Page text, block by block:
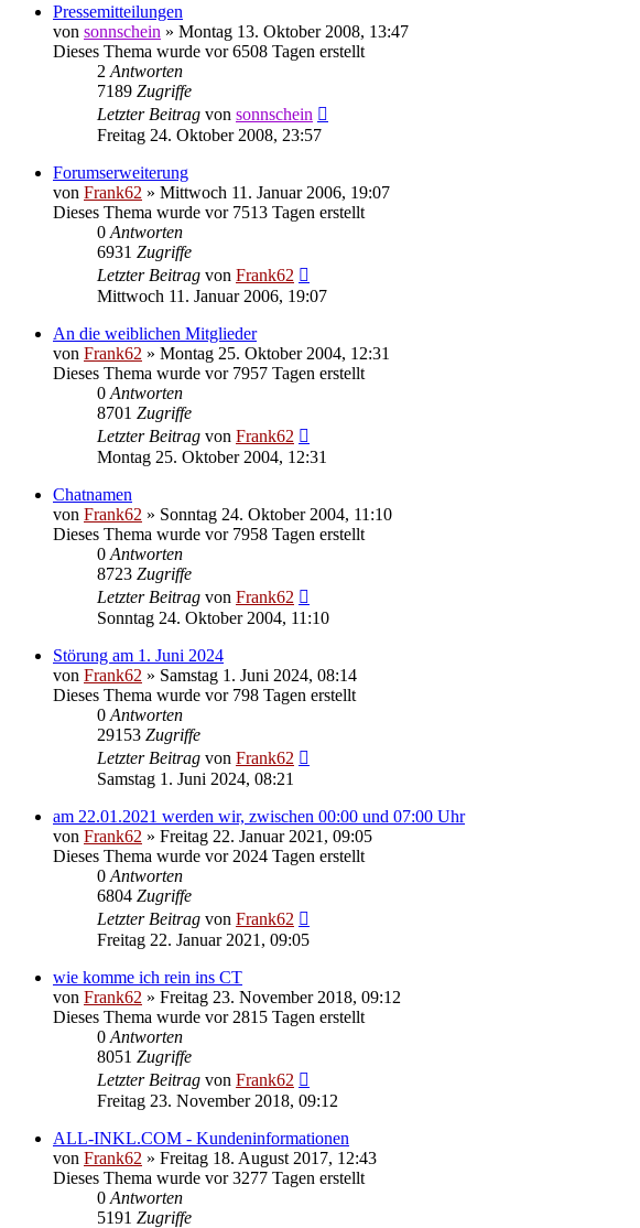
Pressemitteilungen
von sonnschein » Montag 13. Oktober 2008, 13:47
Dieses Thema wurde vor 6508 Tagen erstellt
2 Antworten
7189 Zugriffe
Letzter Beitrag von sonnschein
Freitag 24. Oktober 2008, 23:57
Forumserweiterung
von Frank62 » Mittwoch 11. Januar 2006, 19:07
Dieses Thema wurde vor 7513 Tagen erstellt
0 Antworten
6931 Zugriffe
Letzter Beitrag von Frank62
Mittwoch 11. Januar 2006, 19:07
An die weiblichen Mitglieder
von Frank62 » Montag 25. Oktober 2004, 12:31
Dieses Thema wurde vor 7957 Tagen erstellt
0 Antworten
8701 Zugriffe
Letzter Beitrag von Frank62
Montag 25. Oktober 2004, 12:31
Chatnamen
von Frank62 » Sonntag 24. Oktober 2004, 11:10
Dieses Thema wurde vor 7958 Tagen erstellt
0 Antworten
8723 Zugriffe
Letzter Beitrag von Frank62
Sonntag 24. Oktober 2004, 11:10
Störung am 1. Juni 2024
von Frank62 » Samstag 1. Juni 2024, 08:14
Dieses Thema wurde vor 798 Tagen erstellt
0 Antworten
29153 Zugriffe
Letzter Beitrag von Frank62
Samstag 1. Juni 2024, 08:21
am 22.01.2021 werden wir, zwischen 00:00 und 07:00 Uhr
von Frank62 » Freitag 22. Januar 2021, 09:05
Dieses Thema wurde vor 2024 Tagen erstellt
0 Antworten
6804 Zugriffe
Letzter Beitrag von Frank62
Freitag 22. Januar 2021, 09:05
wie komme ich rein ins CT
von Frank62 » Freitag 23. November 2018, 09:12
Dieses Thema wurde vor 2815 Tagen erstellt
0 Antworten
8051 Zugriffe
Letzter Beitrag von Frank62
Freitag 23. November 2018, 09:12
ALL-INKL.COM - Kundeninformationen
von Frank62 » Freitag 18. August 2017, 12:43
Dieses Thema wurde vor 3277 Tagen erstellt
0 Antworten
5191 Zugriffe